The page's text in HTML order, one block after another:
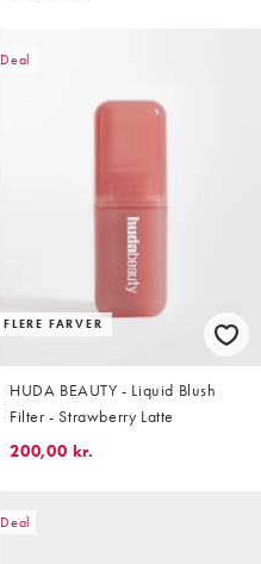
Deal
FLERE FARVER
HUDA BEAUTY - Liquid Blush
Filter - Strawberry Latte
200,00 kr.
Deal